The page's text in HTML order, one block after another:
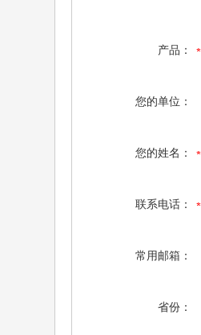
产品：
您的单位：
您的姓名：
联系电话：
常用邮箱：
省份：